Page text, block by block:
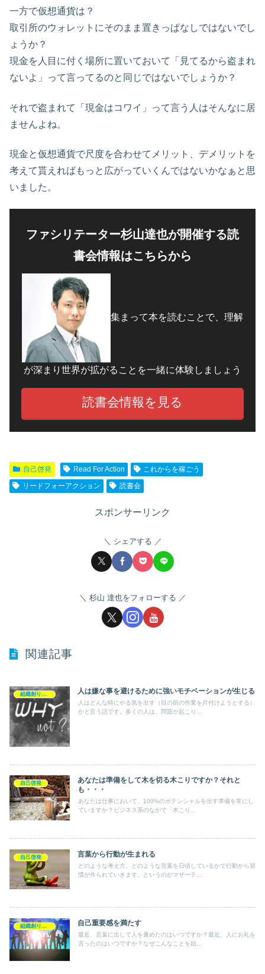
一方で仮想通貨は？
取引所のウォレットにそのまま置きっぱなしではないでし
ょうか？
現金を人目に付く場所に置いておいて「見てるから盗まれ
ないよ」って言ってるのと同じではないでしょうか？
それで盗まれて「現金はコワイ」って言う人はそんなに居
ませんよね。
現金と仮想通貨で尺度を合わせてメリット、デメリットを
考えて貰えればもっと広がっていくんではないかなぁと思
いました。
ファシリテーター杉山達也が開催する読
書会情報はこちらから
集まって本を読むことで、理解
が深まり世界が拡がることを一緒に体験しましょう
読書会情報を見る
自己啓発 Read For Action
これからを稼ごう
リードフォーアクション
読書会
スポンサーリンク
シェアする
杉山 達也をフォローする
関連記事
組織創り・企業創り 人は嫌な事を避けるために強いモチベーションが生じる
人はどんな時にやる気を出す（目の前の作業を片付けようとする）
かと言う話です。多くの人は、問題が起こり...
自己啓発
あなたは準備をして木を切る木こりですか？それと
も・・・
あなたは仕事において、100%のポテンシャルを出す準備を常にし
ていますか？ビジネス系のなかで「木こり...
自己啓発 言葉から行動が生まれる
どのような考え方、どのような言葉を日頃しているかで行動から習
慣が作られていきます。というのがマザーテ...
自己重要感を満たす
最近、言葉に出して人を褒めたのはいつですか？最近、人にお礼を
言ったのはいつですか？なぜこんなことを始...